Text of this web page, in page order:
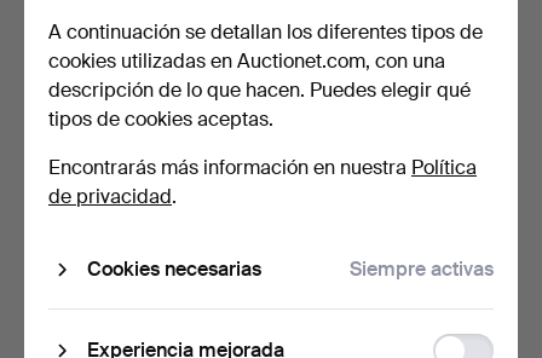
¿Cuánto tarda el transporte?
¿Puedo seguir el envío con un número de seguimiento?
¿Dónde puedo vender?
¿Por qué no puedo completar mis datos?
A continuación se detallan los diferentes tipos de
cookies utilizadas en Auctionet.com, con una
descripción de lo que hacen. Puedes elegir qué
tipos de cookies aceptas.
Encontrarás más información en nuestra Política
de privacidad.
Cookies necesarias Siempre activas
Experiencia mejorada